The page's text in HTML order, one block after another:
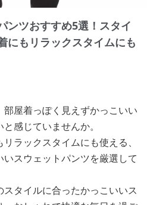
ンツおすすめ5選！スタイ
にもリラックスタイムにも
屋着っぽく見えずかっこいい
感じていませんか。
ラックスタイムにも使える、
スウェットパンツを厳選して
タイルに合ったかっこいいス